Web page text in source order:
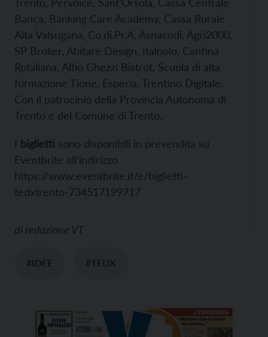
Banca, Banking Care Academy, Cassa Rurale
Alta Valsugana, Co.di.Pr.A, Asnacodi, Agri2000,
SP Broker, Abitare Design, Italnolo, Cantina
Rotaliana, Alfio Ghezzi Bistrot, Scuola di alta
formazione Tione, Esperia, Trentino Digitale.
Con il patrocinio della Provincia Autonoma di
Trento e del Comune di Trento.
I biglietti sono disponibili in prevendita su
Eventbrite all’indirizzo
https://www.eventbrite.it/e/biglietti-
tedxtrento-734517199717
di redazione VT
#IDEE #TEDX